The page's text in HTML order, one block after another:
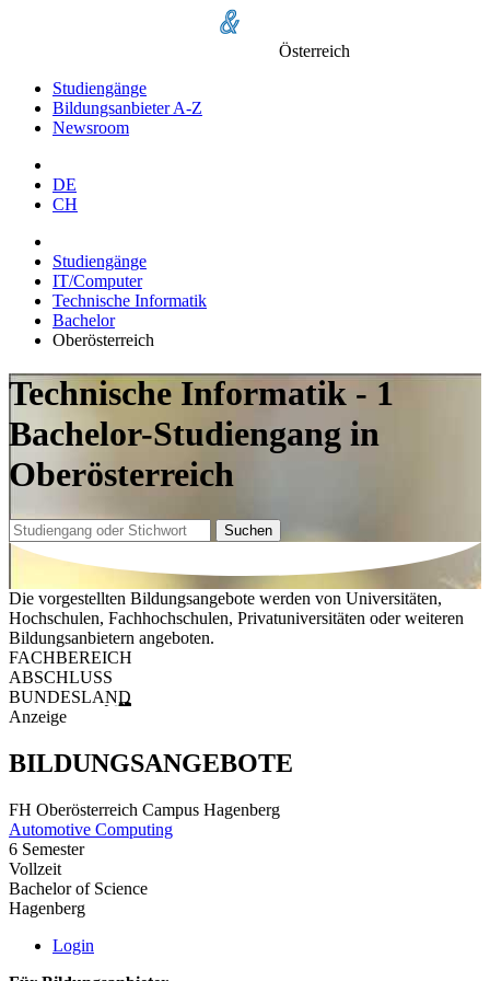
Österreich
Studiengänge
Bildungsanbieter A-Z
Newsroom
DE
CH
Studiengänge
IT/Computer
Technische Informatik
Bachelor
Oberösterreich
Technische Informatik - 1
Bachelor-Studiengang in
Oberösterreich
Suchen
Die vorgestellten Bildungsangebote werden von Universitäten,
Hochschulen, Fachhochschulen, Privatuniversitäten oder weiteren
Bildungsanbietern angeboten.
FACHBEREICH
ABSCHLUSS
BUNDESLAND
Anzeige
BILDUNGSANGEBOTE
FH Oberösterreich Campus Hagenberg
Automotive Computing
6 Semester
Vollzeit
Bachelor of Science
Hagenberg
Login